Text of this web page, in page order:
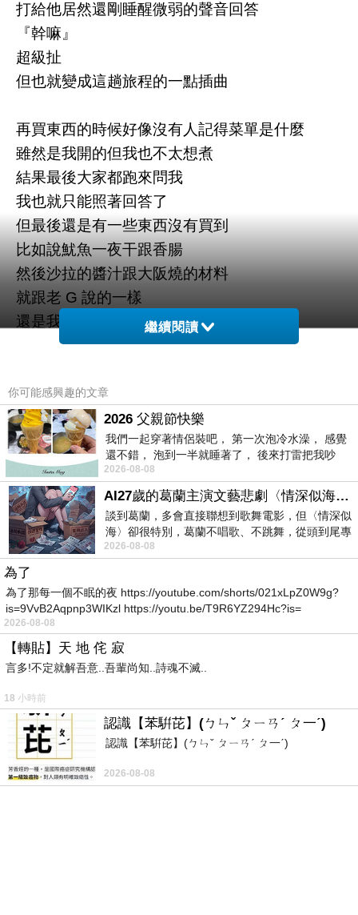
打給他居然還剛睡醒微弱的聲音回答
『幹嘛』
超級扯
但也就變成這趟旅程的一點插曲
再買東西的時候好像沒有人記得菜單是什麼
雖然是我開的但我也不太想煮
結果最後大家都跑來問我
我也就只能照著回答了
但最後還是有一些東西沒有買到
比如說魷魚一夜干跟香腸
然後沙拉的醬汁跟大阪燒的材料
就跟老 G 說的一樣
還是我們就放棄好了
之後還因為這件事情被 W 唸了一頓
之後就上山了
上山之後好像就開始喝的有一點多
記得好像一直因為抱怨沒有買東西
沒有做事跟沒有好好搭帳篷
我自己一直對別人口氣不好
但好像真的是喝太多的關係
之後好像就恢復正常的口氣了
跟大家一起玩著遊戲
本來還想玩唏哩花啦但好像就算了
之後就開始拍照與睡覺的行程
大家好像又變回一個群體
然後睡完又起來吵著要喝酒
吃了自己最喜歡的牛排結果隔天說忘記了
大概是最後的記憶點
聽說還有用瘋狂把絲瓜蛤蠣撈進 shot 杯裡面喝
繼續閱讀
你可能感興趣的文章
2026 父親節快樂
我們一起穿著情侶裝吧， 第一次泡冷水澡， 感覺
還不錯， 泡到一半就睡著了， 後來打雷把我吵
醒， 手
2026-08-08
AI27歲的葛蘭主演文藝悲劇〈情深似海〉 #戀上老電影 #葛蘭 #粟子
談到葛蘭，多會直接聯想到歌舞電影，但〈情深似
海〉卻很特別，葛蘭不唱歌、不跳舞，從頭到尾專
心演戲。拍攝期間，經常工作超過12個鐘
2026-08-08
為了
為了那每一個不眠的夜 https://youtube.com/shorts/021xLpZ0W9g?
is=9VvB2Aqpnp3WIKzl https://youtu.be/T9R6YZ294Hc?is=
2026-08-08
【轉貼】天 地 侘 寂
言多!不定就解吾意..吾輩尚知..詩魂不滅..
18 小時前
認識【苯騈芘】(ㄅㄣˇ ㄆㄧㄢˊ ㄆ一ˊ)
認識【苯騈芘】(ㄅㄣˇ ㄆㄧㄢˊ ㄆ一ˊ)
2026-08-08